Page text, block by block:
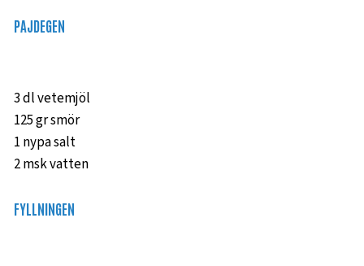
PAJDEGEN
3 dl vetemjöl
125 gr smör
1 nypa salt
2 msk vatten
FYLLNINGEN